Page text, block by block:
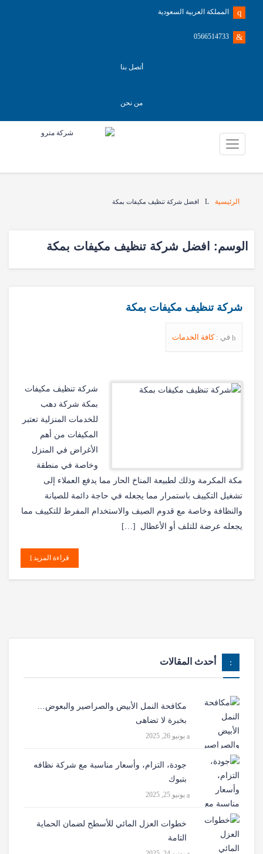
المملكة العربية السعودية
0566514733
أتصل بنا
من نحن
الرئيسية افضل شركة تنظيف مكيفات بمكة
الوسم: افضل شركة تنظيف مكيفات بمكة
شركة تنظيف مكيفات بمكة
في : كافة الخدمات
شركة تنظيف مكيفات
بمكة شركة دهب
للخدمات المنزلية تعتبر
المكيفات من أهم
الأغراض في المنزل
وخاصة في منطقة
مكة المكرمة وذلك لطبيعة المناخ الحار مما يدفع العملاء إلى
تشغيل التكييف باستمرار مما يجعله في حاجة دائمة للصيانة
والنظافة وخاصة مع قدوم الصيف والاستخدام المفرط للتكييف مما
يجعله عرضة للتلف أو الأعطال […]
قراءة المزيد
أحدث المقالات
مكافحة النمل الأبيض والصراصير والبعوض…
بخبرة لا تضاهى
يونيو 26, 2025
جودة، التزام، وأسعار مناسبة مع شركة نظافه
بتبوك
يونيو 25, 2025
خطوات العزل المائي للأسطح لضمان الحماية
التامة